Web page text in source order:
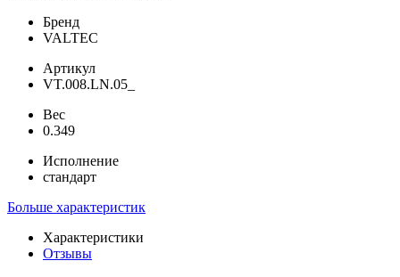
Бренд
VALTEC
Артикул
VT.008.LN.05_
Вес
0.349
Исполнение
стандарт
Больше характеристик
Характеристики
Отзывы